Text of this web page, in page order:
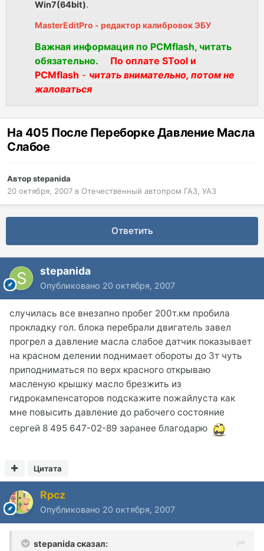
Win7(64bit).
MasterEditPro - редактор калибровок ЭБУ
Важная информация по PCMflash, читать
обязательно.
По оплате STool и
PCMflash - читать внимательно, потом не
жаловаться
На 405 После Переборке Давление Масла
Слабое
Авторstepanida
20 октября, 2007 в Отечественный автопром ГАЗ, УАЗ
Ответить
stepanida
Опубликовано 20 октября, 2007
случилась все внезапно пробег 200т.км пробила
прокладку гол. блока перебрали двигатель завел
прогрел а давление масла слабое датчик показывает
на красном делении поднимает обороты до 3т чуть
приподниматься по верх красного открываю
масленую крышку масло брезжить из
гидрокампенсаторов подскажите пожайлуста как
мне повысить давление до рабочего состояние
сергей 8 495 647-02-89 заранее благодарю
Цитата
Rpcz
Опубликовано 20 октября, 2007
stepanida сказал: